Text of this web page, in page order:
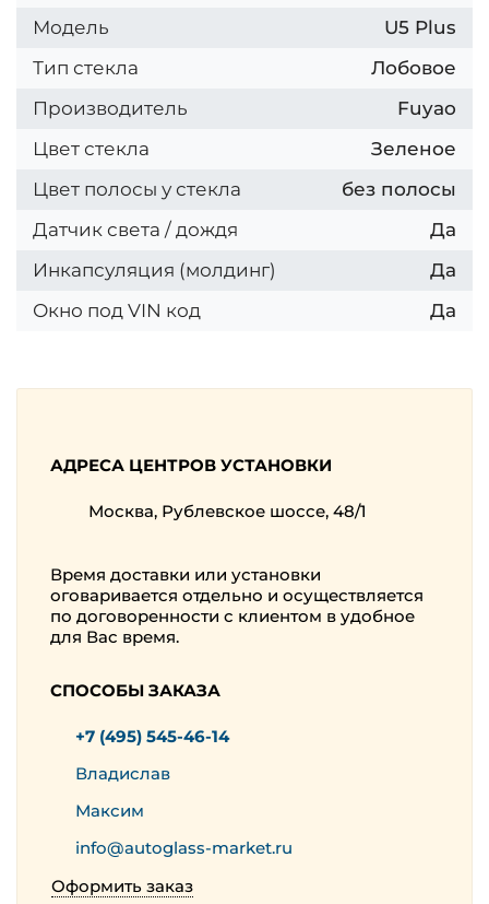
Модель
U5 Plus
Тип стекла
Лобовое
Производитель
Fuyao
Цвет стекла
Зеленое
Цвет полосы у стекла
без полосы
Датчик света / дождя
Да
Инкапсуляция (молдинг)
Да
Окно под VIN код
Да
АДРЕСА ЦЕНТРОВ УСТАНОВКИ
Москва, Рублевское шоссе, 48/1
Время доставки или установки
оговаривается отдельно и осуществляется
по договоренности с клиентом в удобное
для Вас время.
СПОСОБЫ ЗАКАЗА
+7 (495) 545-46-14
Владислав
Максим
info@autoglass-market.ru
Оформить заказ